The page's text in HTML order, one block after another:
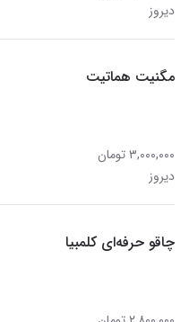
دیروز
مگنیت هماتیت
۳,۰۰۰,۰۰۰ تومان
دیروز
چاقو حرفه‌ای کلمبیا